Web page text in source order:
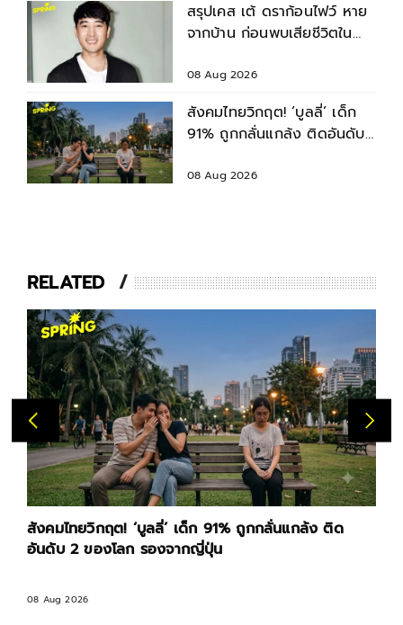
สรุปเคส เต้ ดราก้อนไฟว์ หาย
จากบ้าน ก่อนพบเสียชีวิตใน
08 Aug 2026
สังคมไทยวิกฤต! ‘บูลลี่’ เด็ก
91% ถูกกลั่นแกล้ง ติดอันดับ
08 Aug 2026
RELATED
สังคมไทยวิกฤต! ‘บูลลี่’ เด็ก 91% ถูกกลั่นแกล้ง ติด
อันดับ 2 ของโลก รองจากญี่ปุ่น
08 Aug 2026